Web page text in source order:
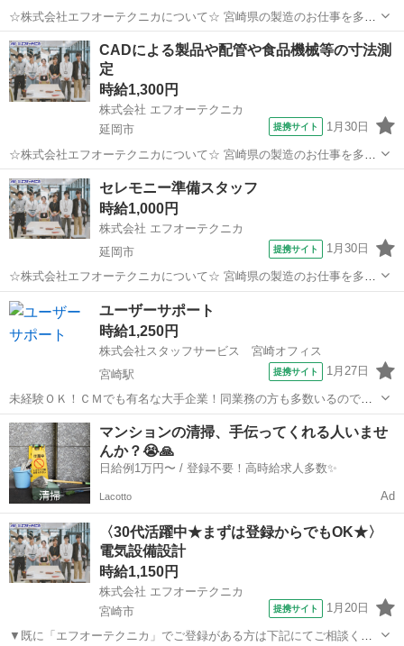
☆株式会社エフオーテクニカについて☆ 宮崎県の製造のお仕事を多数
取り扱っています♪ 半導体に関するのお仕事で幅広い実績があり、 未
経験でも始められる充実したOJT教育もございます！ 【既に「エフオ
ーテクニカ」でご登録がある...
宮崎 宮崎市 その他
CADによる製品や配管や食品機械等の寸法測
定
時給1,300円
株式会社 エフオーテクニカ
延岡市
提携サイト 1月30日
☆株式会社エフオーテクニカについて☆ 宮崎県の製造のお仕事を多数
取り扱っています♪ 半導体に関するのお仕事で幅広い実績があり、 未
経験でも始められる充実したOJT教育もございます！ 【既に「エフオ
ーテクニカ」でご登録がある...
宮崎 延岡市
セレモニー準備スタッフ
時給1,000円
株式会社 エフオーテクニカ
延岡市
提携サイト 1月30日
☆株式会社エフオーテクニカについて☆ 宮崎県の製造のお仕事を多数
取り扱っています♪ 半導体に関するのお仕事で幅広い実績があり、 未
経験でも始められる充実したOJT教育もございます！ 【既に「エフオ
ーテクニカ」でご登録がある...
宮崎 その他
ユーザーサポート
時給1,250円
株式会社スタッフサービス 宮崎オフィス
宮崎駅
提携サイト 1月27日
未経験ＯＫ！ＣＭでも有名な大手企業！同業務の方も多数いるので安
心して就業可能です！ 【お仕事の内容】飲食店(ホットペッパー利
用)への販売管理システム・アプリの操作説明＆レクチャー、専用シス
テムへのデータ入力、訪問履歴等...
宮崎 宮崎市 その他
マンションの清掃、手伝ってくれる人いませ
んか？😭🙏
日給例1万円〜 / 登録不要！高時給求人多数✨
Lacotto Ad
〈30代活躍中★まずは登録からでもOK★〉
電気設備設計
時給1,150円
株式会社 エフオーテクニカ
宮崎市
提携サイト 1月20日
▼既に「エフオーテクニカ」でご登録がある方は下記にてご相談くだ